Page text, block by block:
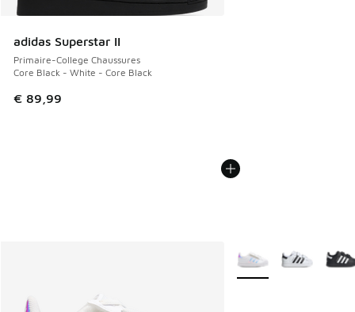
adidas Superstar II
Primaire-College Chaussures
Core Black - White - Core Black
€ 89,99
Plus de couleurs